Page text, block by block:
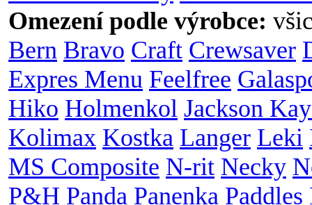
Omezení podle výrobce:
Bern Bravo Craft Crewsaver
Expres Menu Feelfree
Hiko Holmenkol Jackson
Kolimax Kostka Langer Leki
MS Composite N-rit Necky
P&H Panda Panenka Paddles